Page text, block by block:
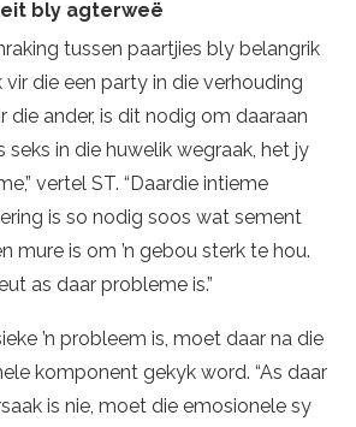
bly agterweë
tussen paartjies bly belangrik
die een party in die verhouding
die ander, is dit nodig om daaraan
seks in die huwelik wegraak, het jy
vertel ST. “Daardie intieme
is so nodig soos wat sement
mure is om ’n gebou sterk te hou.
as daar probleme is.”
’n probleem is, moet daar na die
komponent gekyk word. “As daar
is nie, moet die emosionele sy